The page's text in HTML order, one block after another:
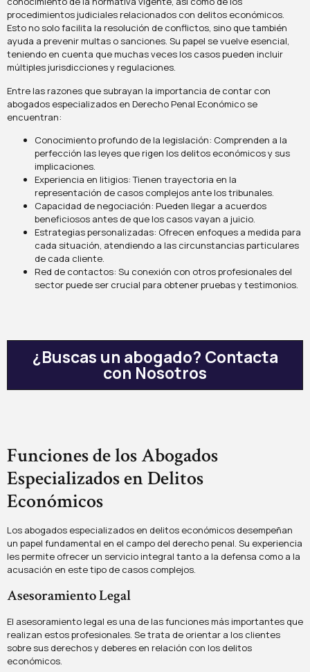
procedimientos judiciales relacionados con delitos económicos.
Esto no solo facilita la resolución de conflictos, sino que también
ayuda a prevenir multas o sanciones. Su papel se vuelve esencial,
teniendo en cuenta que muchas veces los casos pueden incluir
múltiples jurisdicciones y regulaciones.
Entre las razones que subrayan la importancia de contar con
abogados especializados en Derecho Penal Económico se
encuentran:
Conocimiento profundo de la legislación: Comprenden a la
perfección las leyes que rigen los delitos económicos y sus
implicaciones.
Experiencia en litigios: Tienen trayectoria en la
representación de casos complejos ante los tribunales.
Capacidad de negociación: Pueden llegar a acuerdos
beneficiosos antes de que los casos vayan a juicio.
Estrategias personalizadas: Ofrecen enfoques a medida para
cada situación, atendiendo a las circunstancias particulares
de cada cliente.
Red de contactos: Su conexión con otros profesionales del
sector puede ser crucial para obtener pruebas y testimonios.
¿Buscas un abogado? Contacta
con Nosotros
Funciones de los Abogados
Especializados en Delitos
Económicos
Los abogados especializados en delitos económicos desempeñan
un papel fundamental en el campo del derecho penal. Su experiencia
les permite ofrecer un servicio integral tanto a la defensa como a la
acusación en este tipo de casos complejos.
Asesoramiento Legal
El asesoramiento legal es una de las funciones más importantes que
realizan estos profesionales. Se trata de orientar a los clientes
sobre sus derechos y deberes en relación con los delitos
económicos.